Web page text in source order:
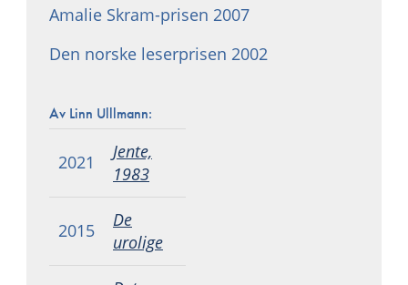
Amalie Skram-prisen 2007
Den norske leserprisen 2002
Av Linn Ulllmann:
2021
Jente,
1983
2015
De
urolige